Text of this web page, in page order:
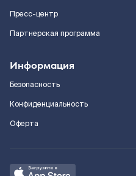
Пресс-центр
Партнерская программа
Информация
Безопасность
Конфиденциальность
Оферта